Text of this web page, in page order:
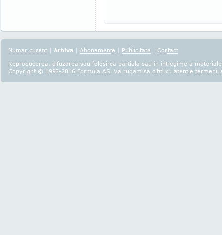
Numar curent | Arhiva | Abonamente | Publicitate | Contact
Reproducerea, difuzarea sau folosirea partiala sau in intregime a
Copyright © 1998-2016 Formula AS. Va rugam sa cititi cu atentie termenii